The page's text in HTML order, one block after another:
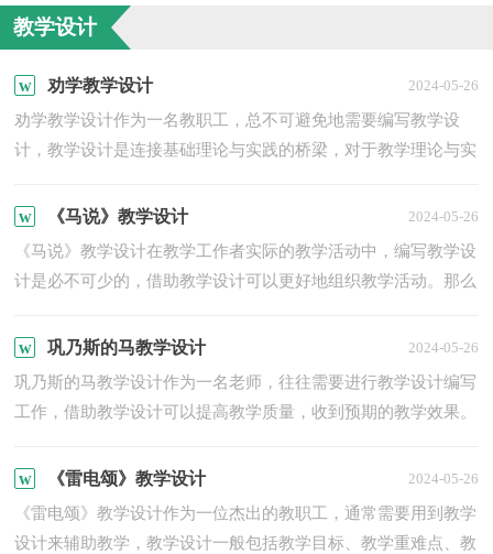
教学设计
劝学教学设计 2024-05-26
劝学教学设计作为一名教职工，总不可避免地需要编写教学设
计，教学设计是连接基础理论与实践的桥梁，对于教学理论与实
整...
《马说》教学设计 2024-05-26
《马说》教学设计在教学工作者实际的教学活动中，编写教学设
计是必不可少的，借助教学设计可以更好地组织教学活动。那么
巩乃斯的马教学设计 2024-05-26
巩乃斯的马教学设计作为一名老师，往往需要进行教学设计编写
工作，借助教学设计可以提高教学质量，收到预期的教学效果。
马...
《雷电颂》教学设计 2024-05-26
《雷电颂》教学设计作为一位杰出的教职工，通常需要用到教学
设计来辅助教学，教学设计一般包括教学目标、教学重难点、教